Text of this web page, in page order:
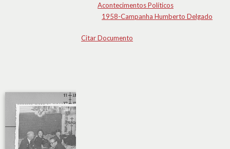
Acontecimentos Políticos
1958-Campanha Humberto Delgado
Citar Documento